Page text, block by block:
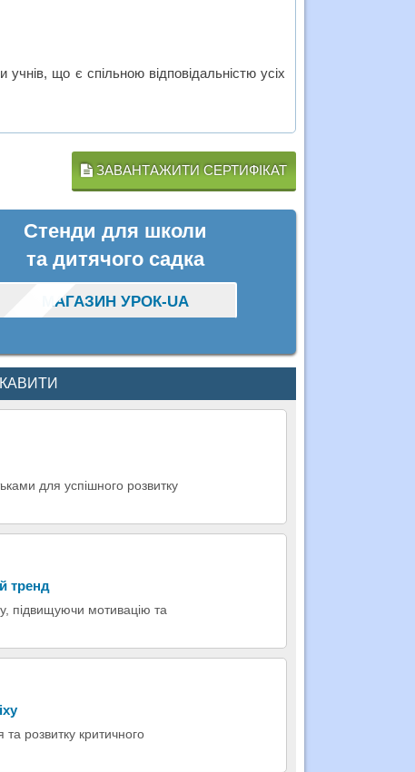
що є спільною відповідальністю усіх
ЗАВАНТАЖИТИ СЕРТИФІКАТ
Стенди для школи
та дитячого садка
МАГАЗИН УРОК-UA
для успішного розвитку
тренд
підвищуючи мотивацію та
розвитку критичного